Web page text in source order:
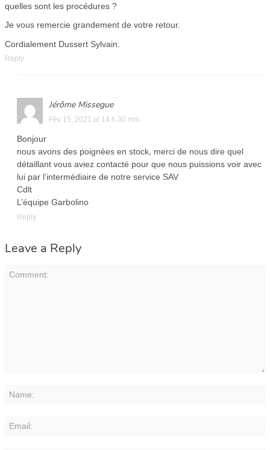
quelles sont les procédures ?
Je vous remercie grandement de votre retour.
Cordialement Dussert Sylvain.
Reply
Jérôme Missegue
Fév 15, 2021 at 14 h 30 min
Bonjour
nous avons des poignées en stock, merci de nous dire quel
détaillant vous aviez contacté pour que nous puissions voir avec
lui par l’intermédiaire de notre service SAV
Cdlt
L’équipe Garbolino
Reply
Leave a Reply